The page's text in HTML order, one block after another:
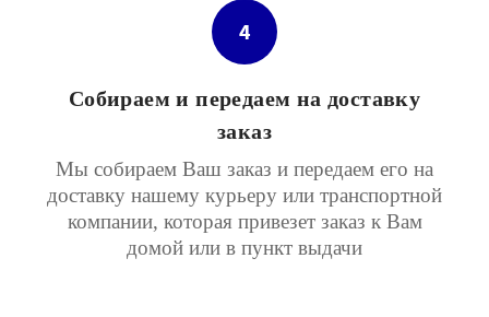
4
Собираем и передаем на доставку
заказ
Мы собираем Ваш заказ и передаем его на
доставку нашему курьеру или транспортной
компании, которая привезет заказ к Вам
домой или в пункт выдачи